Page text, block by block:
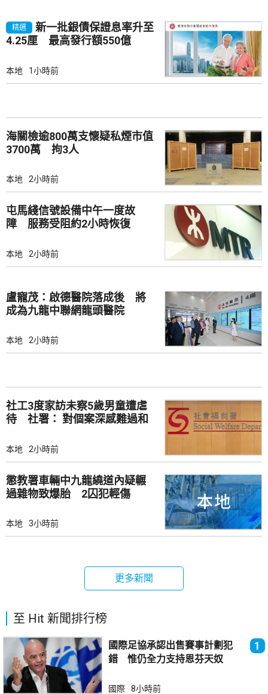
精選
新一批銀債保證息率升至
4.25厘 最高發行額550億
本地 1小時前
海關檢逾800萬支懷疑私煙市值
3700萬 拘3人
本地 2小時前
屯馬綫信號設備中午一度故
障 服務受阻約2小時恢復
本地 2小時前
盧寵茂：啟德醫院落成後 將
成為九龍中聯網龍頭醫院
本地 2小時前
社工3度家訪未察5歲男童遭虐
待 社署： 對個案深感難過和
本地 2小時前
懲教署車輛中九龍繞道內疑輾
過雜物致爆胎 2囚犯輕傷
本地 3小時前
更多新聞
至 Hit 新聞排行榜
國際足協承認出售賽事計劃犯
錯 惟仍全力支持恩芬天奴
1
國際 8小時前